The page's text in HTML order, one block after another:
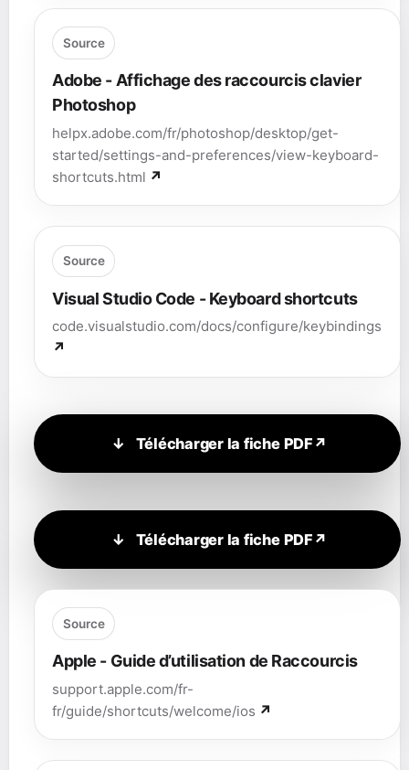
Source
Adobe - Affichage des raccourcis clavier
Photoshop
helpx.adobe.com/fr/photoshop/desktop/get-
started/settings-and-preferences/view-keyboard-
shortcuts.html
Source
Visual Studio Code - Keyboard shortcuts
code.visualstudio.com/docs/configure/keybindings
Télécharger la fiche PDF
Télécharger la fiche PDF
Source
Apple - Guide d’utilisation de Raccourcis
support.apple.com/fr-
fr/guide/shortcuts/welcome/ios